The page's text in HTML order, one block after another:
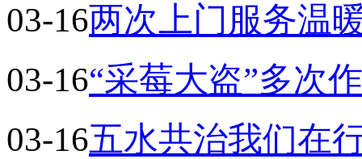
03-16两次上门服务温
03-16“采莓大盗”多次
03-16五水共治我们在